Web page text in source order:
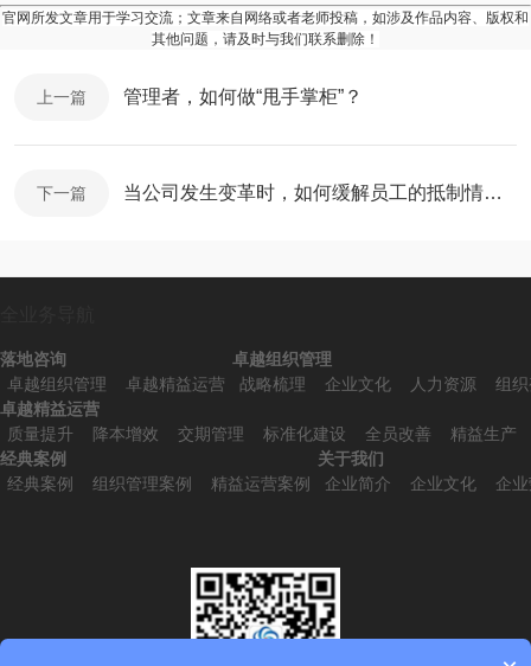
官网所发文章用于学习交流；文章来自网络或者老师投稿，如涉及作品内容、版权和
其他问题，请及时与我们联系删除！
上一篇 管理者，如何做“甩手掌柜”？
下一篇 当公司发生变革时，如何缓解员工的抵制情绪(4)
落地咨询
卓越组织管理
卓越精益运营
卓越组织管理
战略梳理
企业文化 人力资源
组
卓越精益运营
质量提升
降本增效 交期管理 标准化建设 全员改善
精益生产
经典案例
经典案例
组织管理案例 精益运营案例
关于我们
企业简介
企业文化 企